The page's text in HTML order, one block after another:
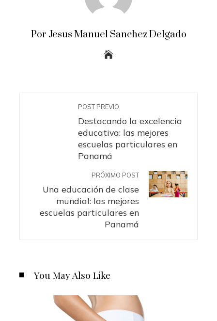
Por Jesus Manuel Sanchez Delgado
POST PREVIO
Destacando la excelencia
educativa: las mejores
escuelas particulares en
Panamá
PRÓXIMO POST
Una educación de clase
mundial: las mejores
escuelas particulares en
Panamá
You May Also Like